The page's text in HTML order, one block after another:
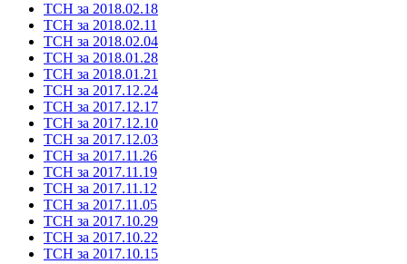
ТСН за 2018.02.18
ТСН за 2018.02.11
ТСН за 2018.02.04
ТСН за 2018.01.28
ТСН за 2018.01.21
ТСН за 2017.12.24
ТСН за 2017.12.17
ТСН за 2017.12.10
ТСН за 2017.12.03
ТСН за 2017.11.26
ТСН за 2017.11.19
ТСН за 2017.11.12
ТСН за 2017.11.05
ТСН за 2017.10.29
ТСН за 2017.10.22
ТСН за 2017.10.15